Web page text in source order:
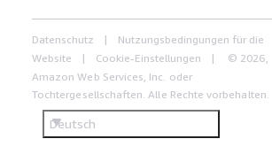
Datenschutz
Nutzungsbedingungen für die
Website
Cookie-Einstellungen
© 2026,
Amazon Web Services, Inc. oder
Tochtergesellschaften. Alle Rechte vorbehalten.
Deutsch